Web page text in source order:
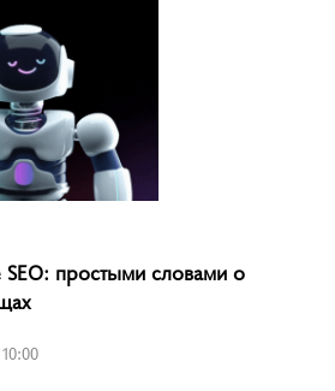
SEO: простыми словами о